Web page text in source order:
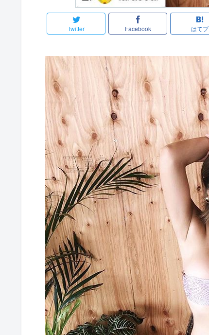
Twitter Facebook はてブ